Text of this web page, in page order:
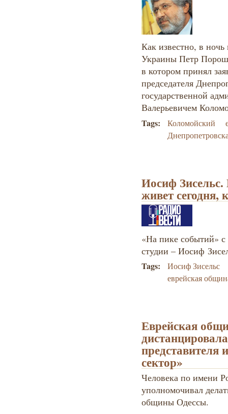
Как известно, в
Украины Петр
в котором принял
председателя
государственной
Валерьевичем
Tags: Коломойский
Иосиф
живет сегодня,
«На пике событий»
студии – Иосиф
Tags:
Иосиф Зисельс
еврейская
Еврейская
представителя
сектор»
Человека по имени
уполномочивал
общины Одессы.